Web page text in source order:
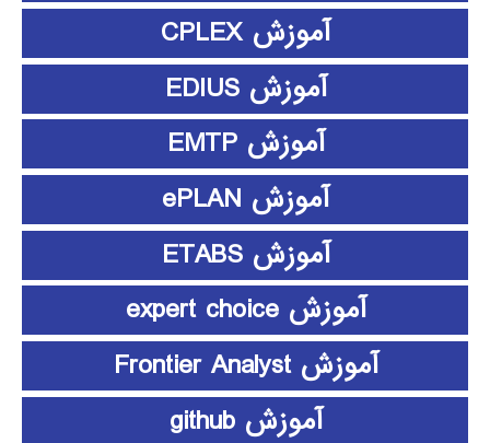
آموزش CPLEX
آموزش EDIUS
آموزش EMTP
آموزش ePLAN
آموزش ETABS
آموزش expert choice
آموزش Frontier Analyst
آموزش github